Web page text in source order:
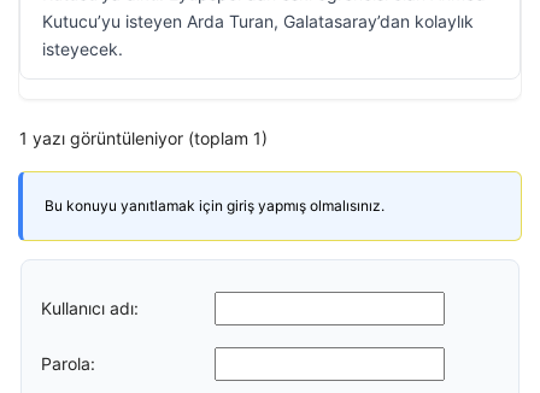
Kutucu’yu isteyen Arda Turan, Galatasaray’dan kolaylık
isteyecek.
1 yazı görüntüleniyor (toplam 1)
Bu konuyu yanıtlamak için giriş yapmış olmalısınız.
Kullanıcı adı:
Parola: